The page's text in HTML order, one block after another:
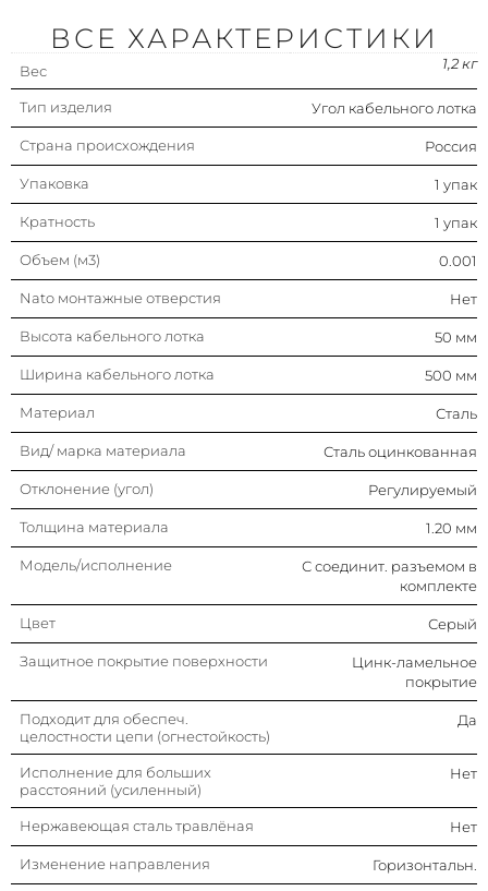
покрытие
Подходит для обеспеч.
(огнестойкость)
Исполнение для больших
расстояний (усиленный)
Нет
Нержавеющая сталь травлёная Нет
Изменение направления Горизонтальн.
Исполнение изгиба Плавный изгиб
С крышкой Нет
ВСЕ ХАРАКТЕРИСТИКИ
Вес 1,2 кг
Тип изделия Угол кабельного лотка
Страна происхождения Россия
Упаковка 1 упак
Кратность 1 упак
Объем (м3) 0.001
Nato монтажные отверстия Нет
Высота кабельного лотка 50 мм
Ширина кабельного лотка 500 мм
Материал Сталь
Вид/ марка материала Сталь оцинкованная
Отклонение (угол) Регулируемый
Толщина материала 1.20 мм
Модель/исполнение
С соединит. разъемом в
комплекте
Цвет Серый
Защитное покрытие поверхности
Цинк-ламельное
покрытие
Подходит для обеспеч.
целостности цепи (огнестойкость)
Да
Исполнение для больших
расстояний (усиленный)
Нет
Нержавеющая сталь травлёная Нет
Изменение направления Горизонтальн.